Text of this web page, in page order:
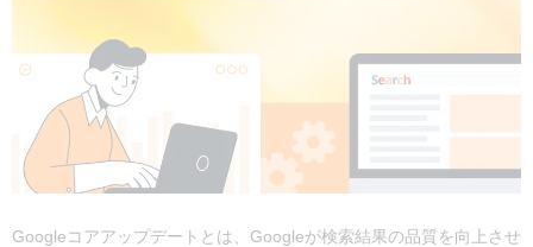
Googleコアアップデートとは、Googleが検索結果の品質を向上させ